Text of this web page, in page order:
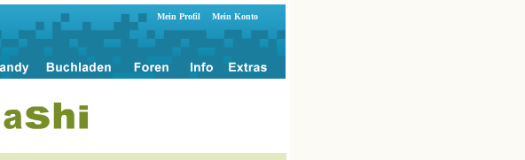
Mein Profil Mein Konto